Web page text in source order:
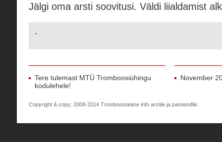
Jälgi oma arsti soovitusi. Väldi liialdamist
.
Tere tulemast MTÜ Tromboosiühingu
kodulehele!
November
Copyright & copy; 2008-2014 Tromboosialane info arstile ja patsiendile.